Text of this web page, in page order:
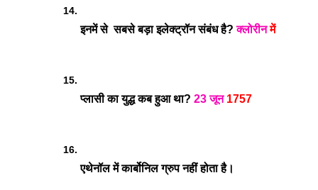
इनमें से  सबसे बड़ा इलेक्ट्रॉन संबंध है? क्लोरीन में
प्लासी का युद्ध कब हुआ था? 23 जून 1757
एथेनॉल में कार्बोनिल ग्रुप नहीं होता है।